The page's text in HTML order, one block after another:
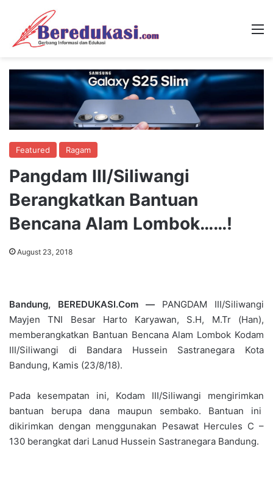
Featured Ragam
Pangdam III/Siliwangi
Berangkatkan Bantuan
Bencana Alam Lombok……!
August 23, 2018
Bandung, BEREDUKASI.Com — PANGDAM III/Siliwangi
Mayjen TNI Besar Harto Karyawan, S.H, M.Tr (Han),
memberangkatkan Bantuan Bencana Alam Lombok Kodam
III/Siliwangi di Bandara Hussein Sastranegara Kota
Bandung, Kamis (23/8/18).
Pada kesempatan ini, Kodam III/Siliwangi mengirimkan
bantuan berupa dana maupun sembako. Bantuan ini
dikirimkan dengan menggunakan Pesawat Hercules C –
130 berangkat dari Lanud Hussein Sastranegara Bandung.